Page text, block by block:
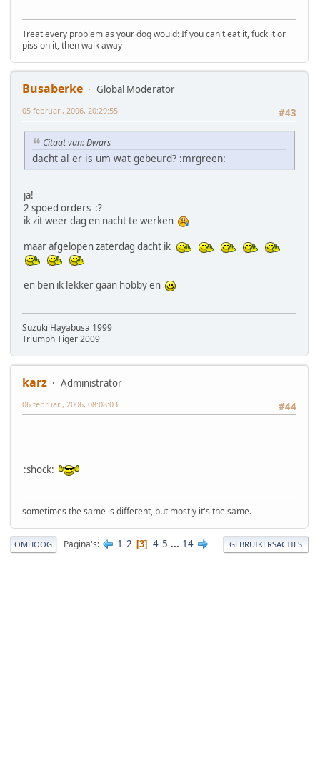
Treat every problem as your dog would: If you can't eat it, fuck it or
piss on it, then walk away
Busaberke
Global Moderator
#43
05 februari, 2006, 20:29:55
Citaat van: Dwars
dacht al er is um wat gebeurd? :mrgreen:
ja!
2 spoed orders :?
ik zit weer dag en nacht te werken
maar afgelopen zaterdag dacht ik
en ben ik lekker gaan hobby'en
Suzuki Hayabusa 1999
Triumph Tiger 2009
karz
Administrator
#44
06 februari, 2006, 08:08:03
:shock:
sometimes the same is different, but mostly it's the same.
OMHOOG Pagina's 1 2 3 4 5 ... 14 GEBRUIKERSACTIES